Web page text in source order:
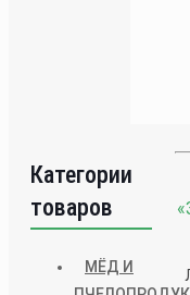
Категории
товаров
МЁД И